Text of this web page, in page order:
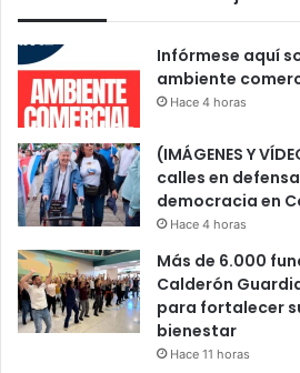
Infórmese aquí
ambiente
Hace 4 horas
(IMÁGENES Y
calles en
democracia en
Hace 4 horas
Más de 6.000
Calderón
para fortalecer
bienestar
Hace 11 horas